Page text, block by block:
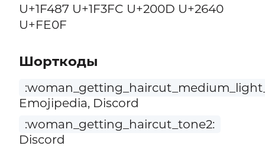
U+1F487 U+1F3FC U+200D U+2640
U+FE0F
Шорткоды
Emojipedia, Discord
:woman_getting_haircut_tone2:
Discord